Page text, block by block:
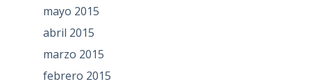
mayo 2015
abril 2015
marzo 2015
febrero 2015